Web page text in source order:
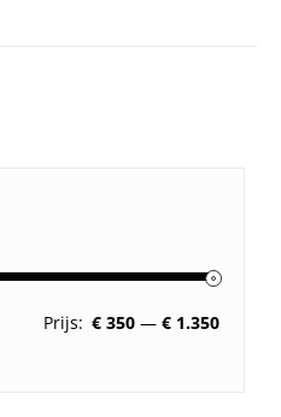
Prijs: € 350 — € 1.350